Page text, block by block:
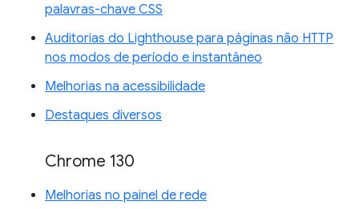
palavras-chave CSS
Auditorias do Lighthouse para páginas não HTTP
nos modos de período e instantâneo
Melhorias na acessibilidade
Destaques diversos
Chrome 130
Melhorias no painel de rede